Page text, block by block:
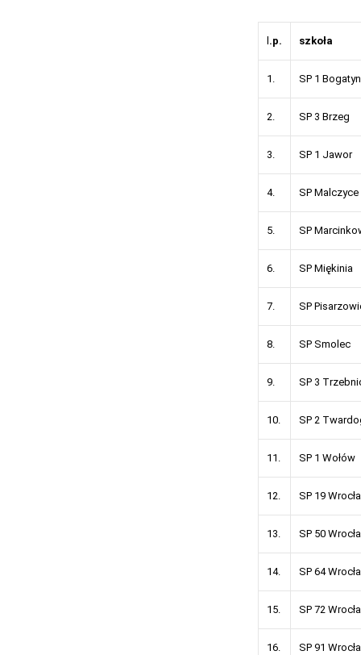
.p. szkoła
1. SP 1
2. SP 3 Brzeg
3. SP 1 Jawor
4. SP Malczyce
5. SP
6. SP Miękinia
7. SP
8. SP Smolec
9. SP 3
10. SP 2
11. SP 1 Wołów
12. SP 19
13. SP 50
14. SP 64
15. SP 72
16. SP 91